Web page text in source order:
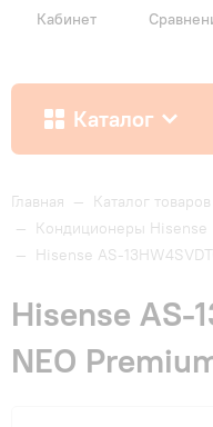
Кабинет
Каталог
Как купить
Доставка и
Гарантия и
Главная — Каталог товаров
— Кондиционеры Hisense
— Hisense AS-
Hisense AS-
NEO